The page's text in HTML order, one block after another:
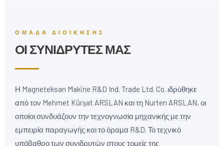
ΟΜΆΔΑ ΔΙΟΊΚΗΣΗΣ
ΟΙ ΣΥΝΙΔΡΥΤΈΣ ΜΑΣ
Η Magneteksan Makine R&D Ind. Trade Ltd. Co. ιδρύθηκε
από τον Mehmet Kürşat ARSLAN και τη Nurten ARSLAN, οι
οποίοι συνδυάζουν την τεχνογνωσία μηχανικής με την
εμπειρία παραγωγής και το όραμα R&D. Το τεχνικό
υπόβαθρο των συνιδρυτών στους τομείς της